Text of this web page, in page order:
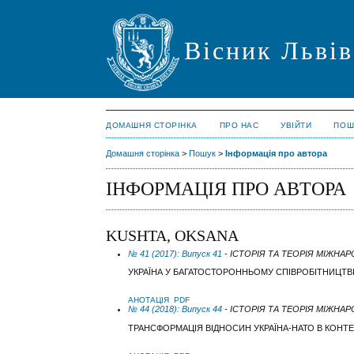
Вісник
ДОМАШНЯ СТОРІНКА ПРО НАС УВІЙТИ
Домашня сторінка >Пошук >Інформація про автора
ІНФОРМАЦІЯ ПРО АВТОРА
KUSHTA, OKSANA
№ 41 (2017): Випуск 41 - ІСТОРІЯ ТА ТЕОРІЯ
УКРАЇНА У БАГАТОСТОРОННЬОМУ
АНОТАЦІЯ PDF
№ 44 (2018): Випуск 44 - ІСТОРІЯ ТА ТЕОРІЯ
ТРАНСФОРМАЦІЯ ВІДНОСИН УКРАЇНА-НАТО В